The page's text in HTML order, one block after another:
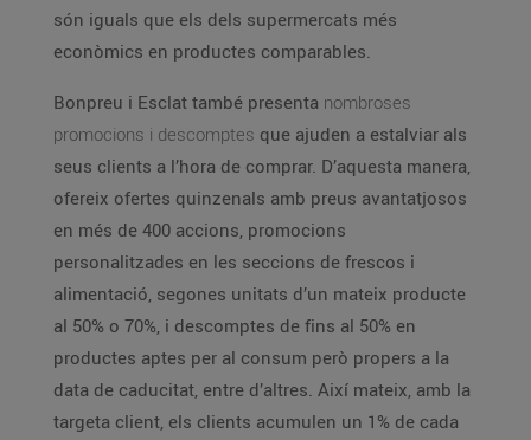
són iguals que els dels supermercats més
econòmics en productes comparables.
Bonpreu i Esclat també presenta nombroses
promocions i descomptes que ajuden a estalviar als
seus clients a l’hora de comprar. D’aquesta manera,
ofereix ofertes quinzenals amb preus avantatjosos
en més de 400 accions, promocions
personalitzades en les seccions de frescos i
alimentació, segones unitats d’un mateix producte
al 50% o 70%, i descomptes de fins al 50% en
productes aptes per al consum però propers a la
data de caducitat, entre d’altres. Així mateix, amb la
targeta client, els clients acumulen un 1% de cada